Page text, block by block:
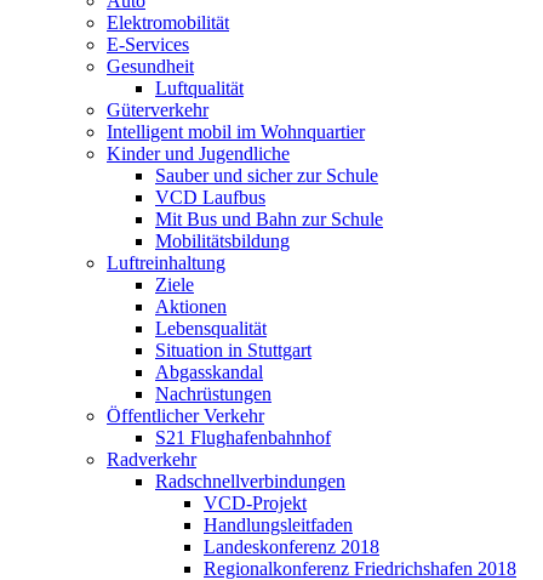
Elektromobilität
E-Services
Gesundheit
Luftqualität
Güterverkehr
Intelligent mobil im Wohnquartier
Kinder und Jugendliche
Sauber und sicher zur Schule
VCD Laufbus
Mit Bus und Bahn zur Schule
Mobilitätsbildung
Luftreinhaltung
Ziele
Aktionen
Lebensqualität
Situation in Stuttgart
Abgasskandal
Nachrüstungen
Öffentlicher Verkehr
S21 Flughafenbahnhof
Radverkehr
Radschnellverbindungen
VCD-Projekt
Handlungsleitfaden
Landeskonferenz 2018
Regionalkonferenz Friedrichshafen 2018